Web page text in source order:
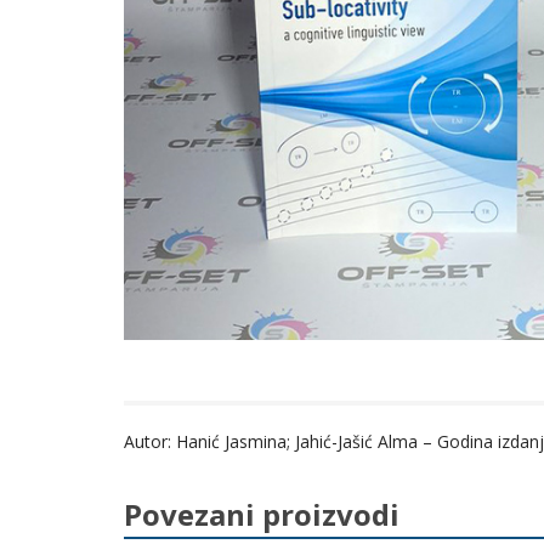
Autor: Hanić Jasmina; Jahić-Jašić Alma – Godina
Povezani proizvodi